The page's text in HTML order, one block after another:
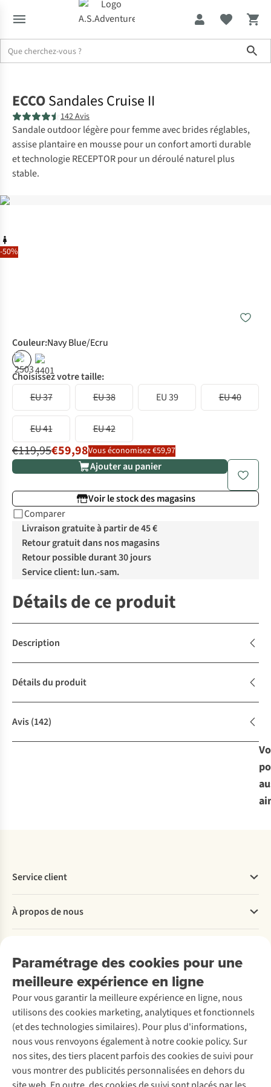
-50%
ECCOSandales Cruise II
142 Avis
Sandale outdoor légère pour femme avec brides réglables,
assise plantaire en mousse pour un confort amorti durable
et technologie RECEPTOR pour un déroulé naturel plus
stable.
Couleur:Navy Blue/Ecru
% %
Choisissez votre taille:
EU 37
EU 38 EU 39 EU 40
EU 41 EU 42
€119,95€59,98Vous économisez €59,97
Ajouter au panier
Voir le stock des magasins
Comparer
Livraison gratuite à partir de 45 €
Retour gratuit dans nos magasins
Retour possible durant 30 jours
Service client: lun.-sam.
Détails de ce produit
Description
Détails du produit
Avis(142)
Paramétrage des cookies pour une
meilleure expérience en ligne
Pour vous garantir la meilleure expérience en ligne, nous
utilisons des cookies marketing, analytiques et fonctionnels
(et des technologies similaires). Pour plus d'informations,
nous vous renvoyons également à notre cookie policy. Sur
nos sites, des tiers placent parfois des cookies de suivi pour
vous montrer des publicités personnalisées en dehors du
Service client
Commander
Payer
Retourner
Rétractation d'une commande
Entretien & réparations
Garantie
Contactez-nous
À propos de nous
Entreprise responsable
À propos d’Ayacucho
Nos magasins
À propos d’A.S.Adventure
Déclaration d'accessibilité
Location / Location sports d’hiver
Seconde-main
Entretien de ski
Service de lavage
Entretien de chaussures
Réparation de chaussures
Réparation de vêtements
Retouches
Découvrez
A.S.Magazine
Explore Camp
Expertise & conseils
Abonnez-vous à la newsletter